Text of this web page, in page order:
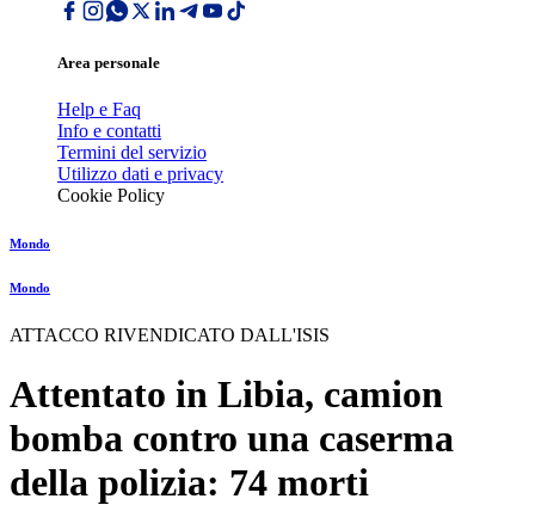
Area personale
Help e Faq
Info e contatti
Termini del servizio
Utilizzo dati e privacy
Cookie Policy
Mondo
Mondo
ATTACCO RIVENDICATO DALL'ISIS
Attentato in Libia, camion
bomba contro una caserma
della polizia: 74 morti